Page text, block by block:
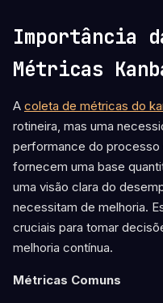
Importância
Métricas
A coleta de métricas do
rotineira, mas uma
performance do
fornecem uma base
uma visão clara do
necessitam de melhoria.
cruciais para tomar
melhoria contínua.
Métricas Comuns